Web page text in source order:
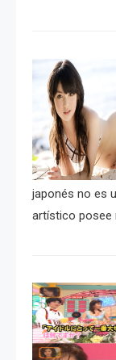
japonés no es
artístico posee